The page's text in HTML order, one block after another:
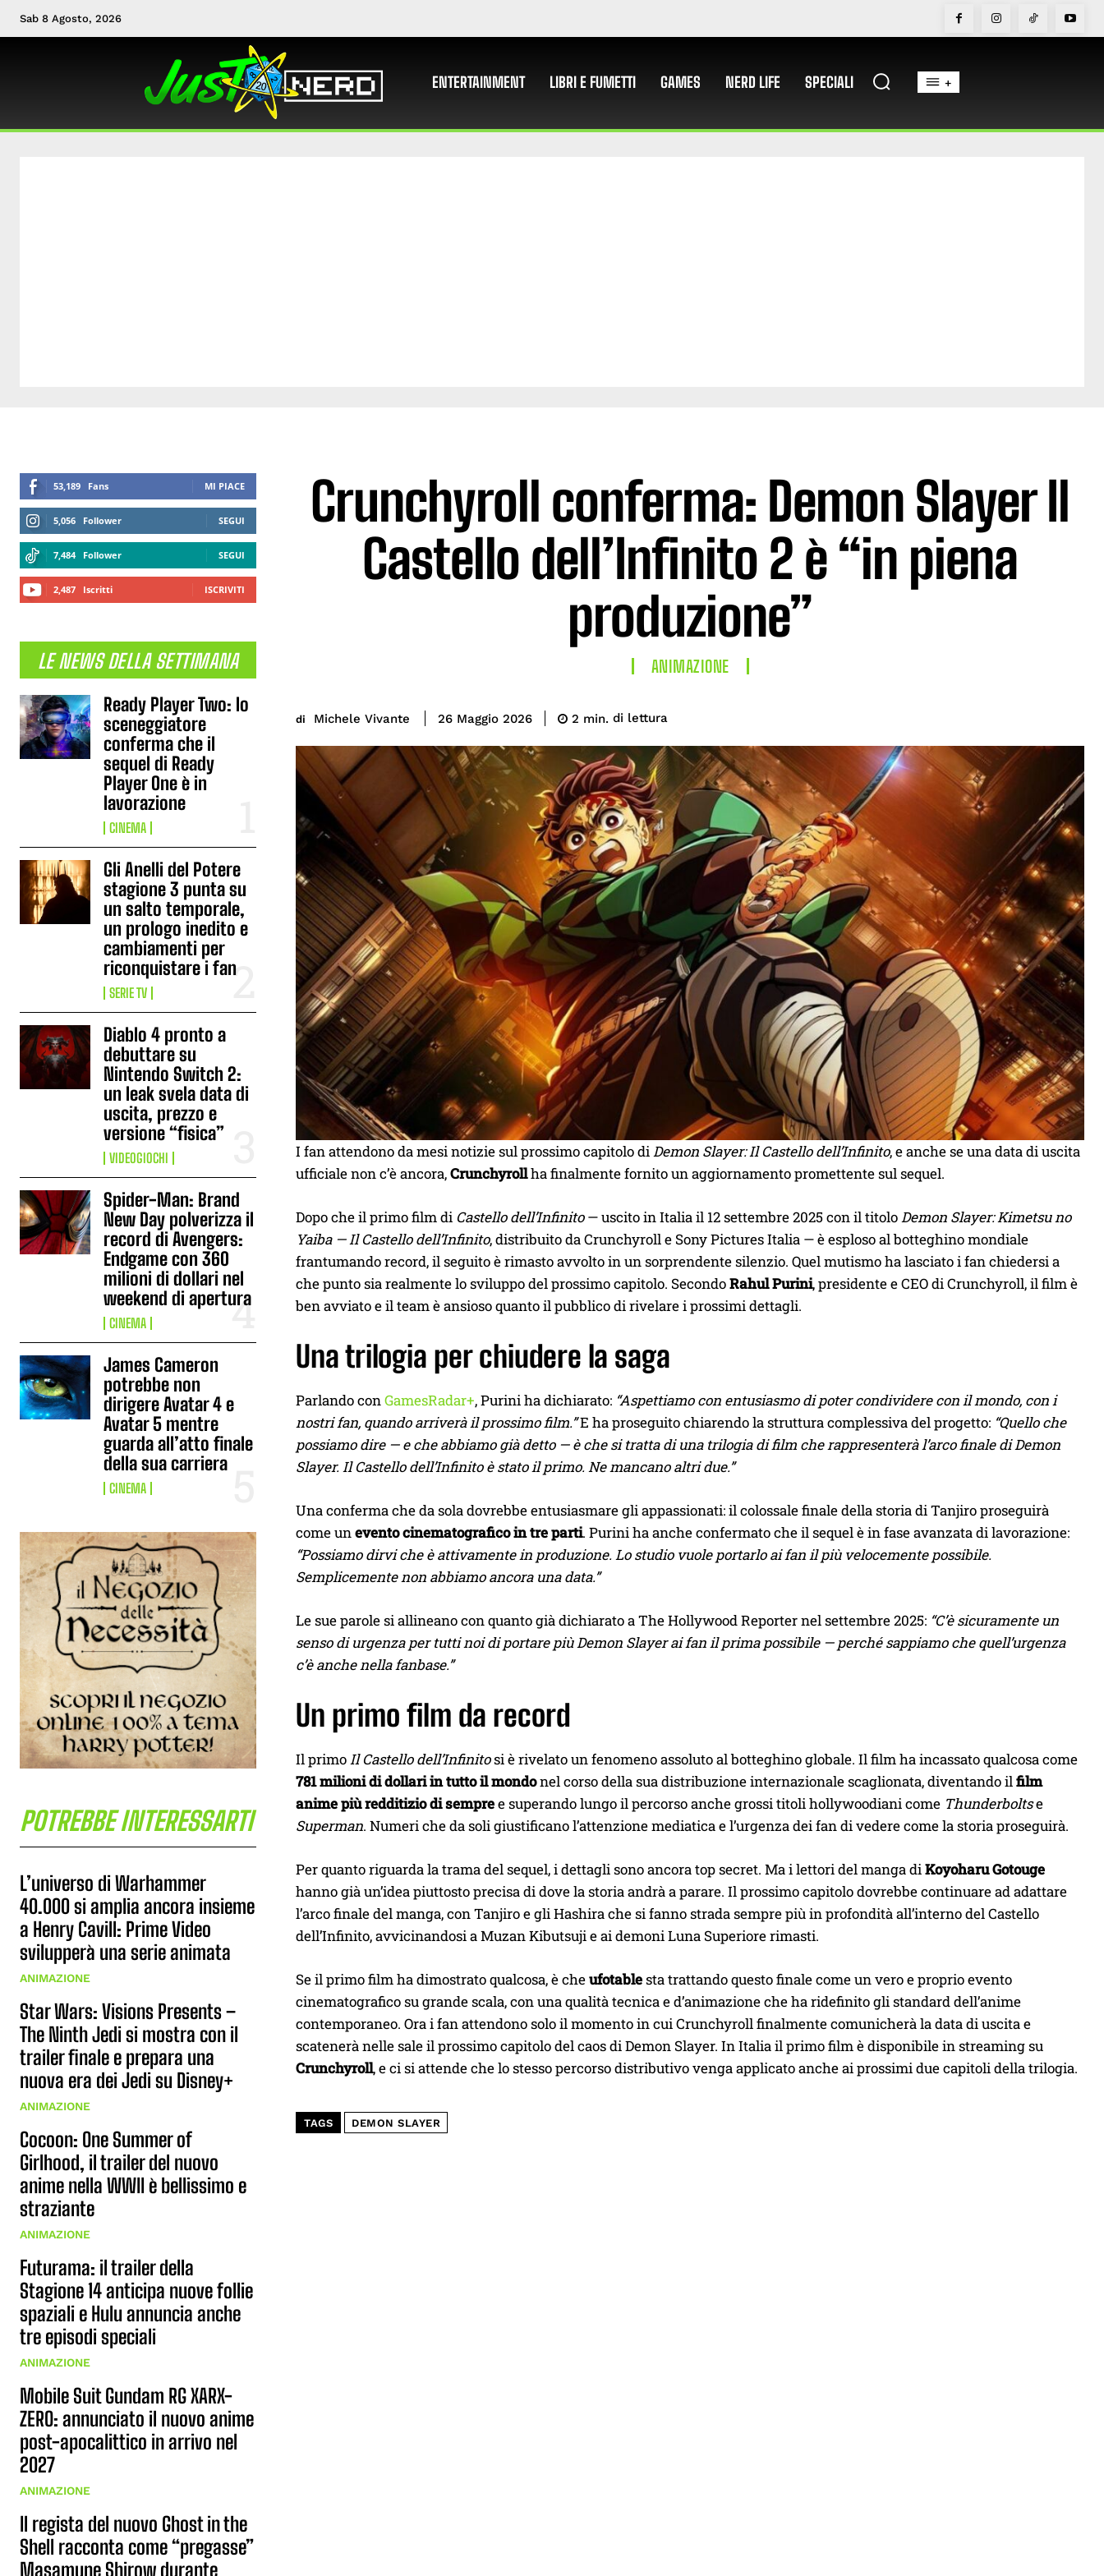
Sab 8 Agosto, 2026
ENTERTAINMENT LIBRI E FUMETTI GAMES NERD LIFE SPECIALI +
53,189 Fans MI PIACE
5,056 Follower SEGUI
7,484 Follower SEGUI
2,487 Iscritti ISCRIVITI
LE NEWS DELLA SETTIMANA
Ready Player Two: lo
sceneggiatore
conferma che il
sequel di Ready
Player One è in
lavorazione
CINEMA
Gli Anelli del Potere
stagione 3 punta su
un salto temporale,
un prologo inedito e
cambiamenti per
riconquistare i fan
SERIE TV
Diablo 4 pronto a
debuttare su
Nintendo Switch 2:
un leak svela data di
uscita, prezzo e
versione “fisica”
VIDEOGIOCHI
Spider-Man: Brand
New Day polverizza il
record di Avengers:
Endgame con 360
milioni di dollari nel
weekend di apertura
CINEMA
James Cameron
potrebbe non
dirigere Avatar 4 e
Avatar 5 mentre
guarda all’atto finale
della sua carriera
CINEMA
POTREBBE INTERESSARTI
L’universo di Warhammer
40.000 si amplia ancora insieme
a Henry Cavill: Prime Video
svilupperà una serie animata
ANIMAZIONE
Star Wars: Visions Presents –
The Ninth Jedi si mostra con il
trailer finale e prepara una
nuova era dei Jedi su Disney+
ANIMAZIONE
Cocoon: One Summer of
Girlhood, il trailer del nuovo
anime nella WWII è bellissimo e
straziante
ANIMAZIONE
Futurama: il trailer della
Stagione 14 anticipa nuove follie
spaziali e Hulu annuncia anche
tre episodi speciali
ANIMAZIONE
Mobile Suit Gundam RG XARX-
ZERO: annunciato il nuovo anime
post-apocalittico in arrivo nel
2027
ANIMAZIONE
Il regista del nuovo Ghost in the
Shell racconta come “pregasse”
Masamune Shirow durante
Crunchyroll conferma: Demon Slayer Il
Castello dell’Infinito 2 è “in piena
produzione”
ANIMAZIONE
di Michele Vivante 26 Maggio 2026 2 min. di lettura
I fan attendono da mesi notizie sul prossimo capitolo diDemon Slayer: Il Castello dell’Infinito, e anche se una data di uscita
ufficiale non c’è ancora,Crunchyrollha finalmente fornito un aggiornamento promettente sul sequel.
Dopo che il primo film di Castello dell’Infinito— uscito in Italia il 12 settembre 2025 con il titoloDemon Slayer: Kimetsu no
Yaiba — Il Castello dell’Infinito, distribuito da Crunchyroll e Sony Pictures Italia — è esploso al botteghino mondiale
frantumando record, il seguito è rimasto avvolto in un sorprendente silenzio. Quel mutismo ha lasciato i fan chiedersi a
che punto sia realmente lo sviluppo del prossimo capitolo. SecondoRahul Purini, presidente e CEO di Crunchyroll, il film è
ben avviato e il team è ansioso quanto il pubblico di rivelare i prossimi dettagli.
Una trilogia per chiudere la saga
Parlando conGamesRadar+, Purini ha dichiarato: “Aspettiamo con entusiasmo di poter condividere con il mondo, con i
nostri fan, quando arriverà il prossimo film.”E ha proseguito chiarendo la struttura complessiva del progetto: “Quello che
possiamo dire — e che abbiamo già detto — è che si tratta di una trilogia di film che rappresenterà l’arco finale di Demon
Slayer. Il Castello dell’Infinito è stato il primo. Ne mancano altri due.”
Una conferma che da sola dovrebbe entusiasmare gli appassionati: il colossale finale della storia di Tanjiro proseguirà
come unevento cinematografico in tre parti. Purini ha anche confermato che il sequel è in fase avanzata di lavorazione:
“Possiamo dirvi che è attivamente in produzione. Lo studio vuole portarlo ai fan il più velocemente possibile.
Semplicemente non abbiamo ancora una data.”
Le sue parole si allineano con quanto già dichiarato a The Hollywood Reporter nel settembre 2025: “C’è sicuramente un
senso di urgenza per tutti noi di portare più Demon Slayer ai fan il prima possibile — perché sappiamo che quell’urgenza
c’è anche nella fanbase.”
Un primo film da record
Il primoIl Castello dell’Infinitosi è rivelato un fenomeno assoluto al botteghino globale. Il film ha incassato qualcosa come
781 milioni di dollari in tutto il mondonel corso della sua distribuzione internazionale scaglionata, diventando ilfilm
anime più redditizio di sempree superando lungo il percorso anche grossi titoli hollywoodiani come Thunderboltse
Superman. Numeri che da soli giustificano l’attenzione mediatica e l’urgenza dei fan di vedere come la storia proseguirà.
Per quanto riguarda la trama del sequel, i dettagli sono ancora top secret. Ma i lettori del manga diKoyoharu Gotouge
hanno già un’idea piuttosto precisa di dove la storia andrà a parare. Il prossimo capitolo dovrebbe continuare ad adattare
l’arco finale del manga, con Tanjiro e gli Hashira che si fanno strada sempre più in profondità all’interno del Castello
dell’Infinito, avvicinandosi a Muzan Kibutsuji e ai demoni Luna Superiore rimasti.
Se il primo film ha dimostrato qualcosa, è cheufotablesta trattando questo finale come un vero e proprio evento
cinematografico su grande scala, con una qualità tecnica e d’animazione che ha ridefinito gli standard dell’anime
contemporaneo. Ora i fan attendono solo il momento in cui Crunchyroll finalmente comunicherà la data di uscita e
scatenerà nelle sale il prossimo capitolo del caos di Demon Slayer. In Italia il primo film è disponibile in streaming su
Crunchyroll, e ci si attende che lo stesso percorso distributivo venga applicato anche ai prossimi due capitoli della trilogia.
TAGS DEMON SLAYER